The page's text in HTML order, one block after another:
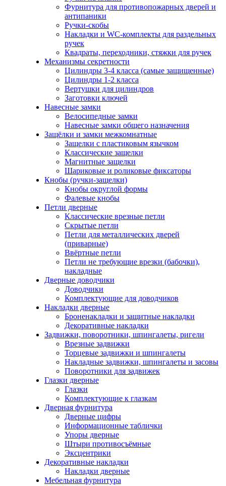
Фурнитура для противопожарных дверей и
антипаники
Ручки-скобы
Накладки и WC-комплекты для раздельных
ручек
Квадраты, переходники, стяжки для ручек
Механизмы секретности
Цилиндры 3-4 класса (самые защищенные)
Цилиндры 1-2 класса
Вертушки для цилиндров
Заготовки ключей
Навесные замки
Велосипедные замки
Навесные замки общего назначения
Защёлки и замки межкомнатные
Защелки с пластиковым язычком
Классические защелки
Магнитные защелки
Шариковые и роликовые фиксаторы
Кнобы (ручки-защелки)
Кнобы округлой формы
Фалевые кнобы
Петли дверные
Классические врезные петли
Скрытые петли
Петли для металлических дверей
(приварные)
Ввёртные петли
Петли не требующие врезки (бабочки),
накладные
Дверные доводчики
Доводчики
Комплектующие для доводчиков
Накладки дверные
Броненакладки и защитные накладки
Декоративные накладки
Задвижки, поворотники, шпингалеты, ригели
Врезные задвижки
Торцевые задвижки и шпингалеты
Накладные задвижки, шпингалеты и засовы
Поворотники для задвижек
Глазки дверные
Глазки
Комплектующие к глазкам
Дверная фурнитура
Дверные цифры
Информационные таблички
Упоры дверные
Штыри противосъёмные
Эксцентрики
Декоративные накладки
Накладки дверные
Мебельная фурнитура